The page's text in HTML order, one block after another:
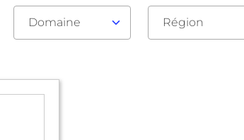
Domaine Région